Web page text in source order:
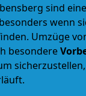
sind
wenn
Umzüge
besondere